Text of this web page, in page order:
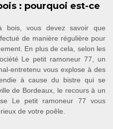
: pourquoi est-ce
bois, vous devez savoir que
de manière régulière pour
En plus de cela, selon les
Le petit ramoneur 77, un
entretenu vous explose à des
à cause du bistre qui se
de Bordeaux, le recours à un
Le petit ramoneur 77 vous
de votre poêle.